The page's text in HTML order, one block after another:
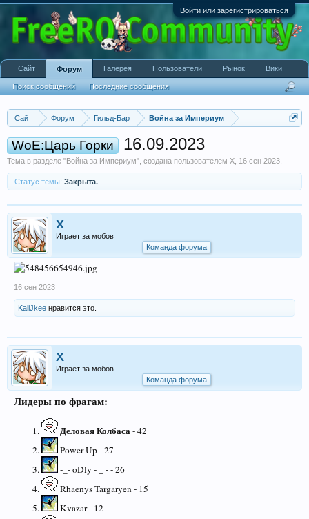
Войти или зарегистрироваться
Сайт Форум Гильд-Бар Война за Империум
WoE:Царь Горки 16.09.2023
Тема в разделе "Война за Империум", создана пользователем X 16 сен 2023
Статус темы: Закрыта.
X
Играет за мобов
Команда форума
16 сен 2023
KaliJkee нравится это.
X
Играет за мобов
Команда форума
Лидеры по фрагам:
Деловая Колбаса- 42
Power Up - 27
-_- oDly - _ - - 26
Rhaenys Targaryen - 15
Kvazar - 12
Сайт Форум
Поиск сообщений Последние сообщения
Галерея Пользователи Рынок Вики